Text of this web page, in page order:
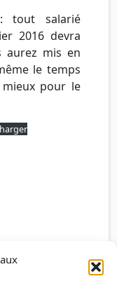
tout salarié
2016 devra
aurez mis en
le temps
pour le